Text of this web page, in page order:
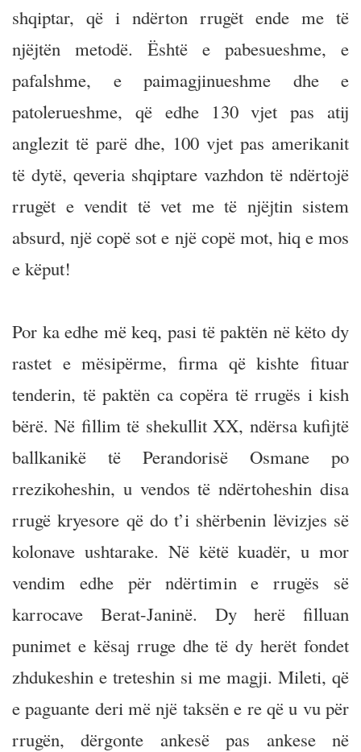
shqiptar, që i ndërton rrugët ende me të
njëjtën metodë. Është e pabesueshme, e
pafalshme, e paimagjinueshme dhe e
patolerueshme, që edhe 130 vjet pas atij
anglezit të parë dhe, 100 vjet pas amerikanit
të dytë, qeveria shqiptare vazhdon të ndërtojë
rrugët e vendit të vet me të njëjtin sistem
absurd, një copë sot e një copë mot, hiq e mos
e këput!
Por ka edhe më keq, pasi të paktën në këto dy
rastet e mësipërme, firma që kishte fituar
tenderin, të paktën ca copëra të rrugës i kish
bërë. Në fillim të shekullit XX, ndërsa kufijtë
ballkanikë të Perandorisë Osmane po
rrezikoheshin, u vendos të ndërtoheshin disa
rrugë kryesore që do t’i shërbenin lëvizjes së
kolonave ushtarake. Në këtë kuadër, u mor
vendim edhe për ndërtimin e rrugës së
karrocave Berat-Janinë. Dy herë filluan
punimet e kësaj rruge dhe të dy herët fondet
zhdukeshin e treteshin si me magji. Mileti, që
e paguante deri më një taksën e re që u vu për
rrugën, dërgonte ankesë pas ankese në